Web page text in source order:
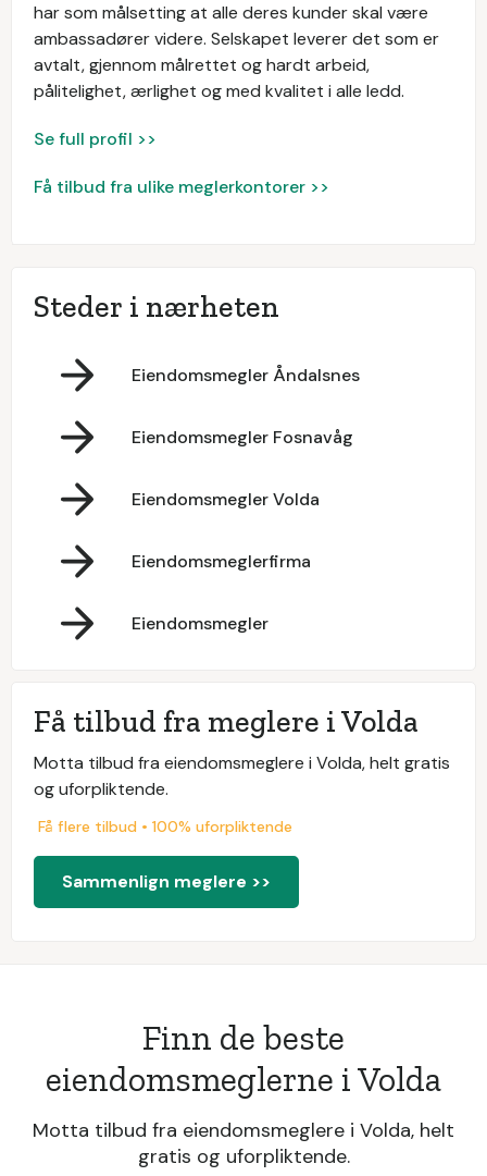
har som målsetting at alle deres kunder skal være
ambassadører videre. Selskapet leverer det som er
avtalt, gjennom målrettet og hardt arbeid,
pålitelighet, ærlighet og med kvalitet i alle ledd.
Se full profil >>
Få tilbud fra ulike meglerkontorer >>
Steder i nærheten
Eiendomsmegler Åndalsnes
Eiendomsmegler Fosnavåg
Eiendomsmegler Volda
Eiendomsmeglerfirma
Eiendomsmegler
Få tilbud fra meglere i Volda
Motta tilbud fra eiendomsmeglere i Volda, helt gratis
og uforpliktende.
Få flere tilbud • 100% uforpliktende
Sammenlign meglere >>
Finn de beste
eiendomsmeglerne i Volda
Motta tilbud fra eiendomsmeglere i Volda, helt
gratis og uforpliktende.